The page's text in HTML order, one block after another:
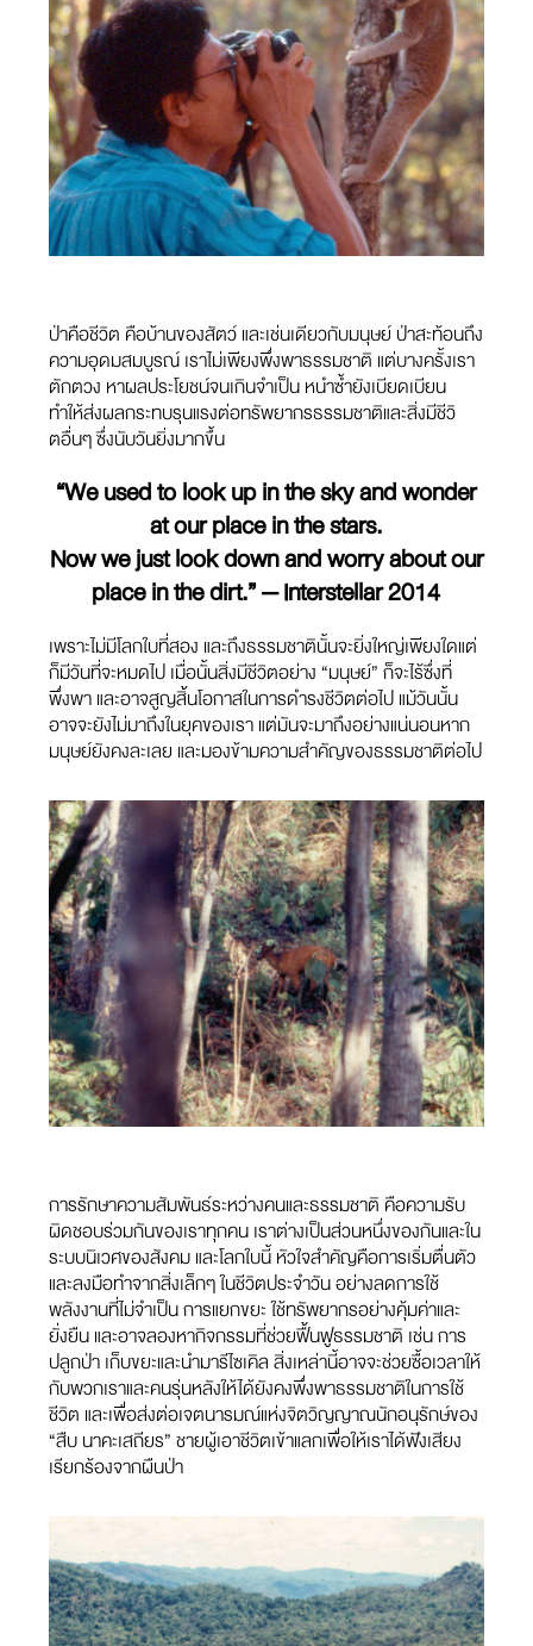
ป่าคือชีวิต คือบ้านของสัตว์ และเช่นเดียวกับมนุษย์ ป่าสะท้อนถึง
ความอุดมสมบูรณ์ เราไม่เพียงพึ่งพาธรรมชาติ แต่บางครั้งเรา
ตักตวง หาผลประโยชน์จนเกินจำเป็น หนำซ้ำยังเบียดเบียน
ทำให้ส่งผลกระทบรุนแรงต่อทรัพยากรธรรมชาติและสิ่งมีชีวิ
ตอื่นๆ ซึ่งนับวันยิ่งมากขึ้น
“We used to look up in the sky and wonder
at our place in the stars.
Now we just look down and worry about our
place in the dirt.” — Interstellar 2014
เพราะไม่มีโลกใบที่สอง และถึงธรรมชาตินั้นจะยิ่งใหญ่เพียงใดแต่
ก็มีวันที่จะหมดไป เมื่อนั้นสิ่งมีชีวิตอย่าง “มนุษย์” ก็จะไร้ซึ่งที่
พึ่งพา และอาจสูญสิ้นโอกาสในการดำรงชีวิตต่อไป แม้วันนั้น
อาจจะยังไม่มาถึงในยุคของเรา แต่มันจะมาถึงอย่างแน่นอนหาก
มนุษย์ยังคงละเลย และมองข้ามความสำคัญของธรรมชาติต่อไป
การรักษาความสัมพันธ์ระหว่างคนและธรรมชาติ คือความรับ
ผิดชอบร่วมกันของเราทุกคน เราต่างเป็นส่วนหนึ่งของกันและใน
ระบบนิเวศของสังคม และโลกใบนี้ หัวใจสำคัญคือการเริ่มตื่นตัว
และลงมือทำจากสิ่งเล็กๆ ในชีวิตประจำวัน อย่างลดการใช้
พลังงานที่ไม่จำเป็น การแยกขยะ ใช้ทรัพยากรอย่างคุ้มค่าและ
ยั่งยืน และอาจลองหากิจกรรมที่ช่วยฟื้นฟูธรรมชาติ เช่น การ
ปลูกป่า เก็บขยะและนำมารีไซเคิล สิ่งเหล่านี้อาจจะช่วยซื้อเวลาให้
กับพวกเราและคนรุ่นหลังให้ได้ยังคงพึ่งพาธรรมชาติในการใช้
ชีวิต และเพื่อส่งต่อเจตนารมณ์แห่งจิตวิญญาณนักอนุรักษ์ของ
“สืบ นาคะเสถียร” ชายผู้เอาชีวิตเข้าแลกเพื่อให้เราได้ฟังเสียง
เรียกร้องจากผืนป่า